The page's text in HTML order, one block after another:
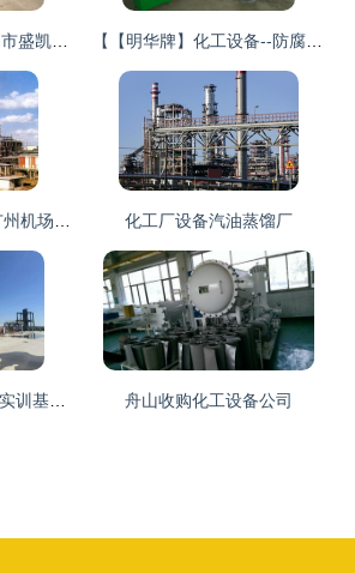
化工厂设备汽油蒸馏厂
舟山收购化工设备公司